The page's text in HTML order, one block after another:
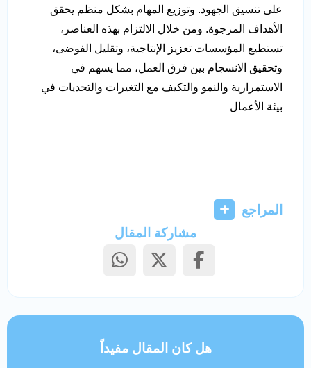
على تنسيق الجهود. وتوزيع المهام بشكل منظم يحقق
الأهداف المرجوة. ومن خلال الالتزام بهذه العناصر،
تستطيع المؤسسات تعزيز الإنتاجية، وتقليل الفوضى،
وتحقيق الانسجام بين فرق العمل، مما يسهم في
الاستمرارية والنمو والتكيف مع التغيرات والتحديات في
بيئة الأعمال
المراجع
مشاركة المقال
هل كان المقال مفيداً